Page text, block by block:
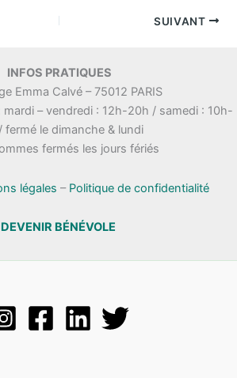
SUIVANT
INFOS PRATIQUES
Emma Calvé – 75012 PARIS
mardi – vendredi : 12h-20h / samedi : 10h-
fermé le dimanche & lundi
fermés les jours fériés
légales – Politique de confidentialité
DEVENIR BÉNÉVOLE